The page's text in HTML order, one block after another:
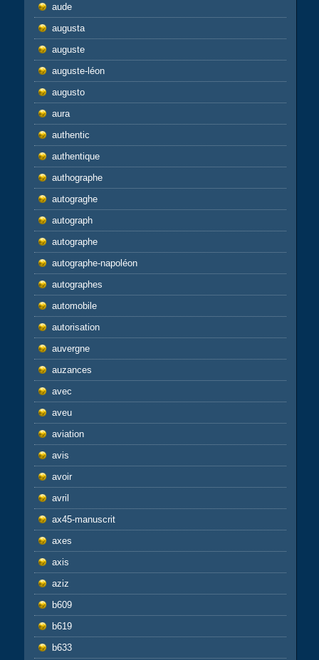
aude
augusta
auguste
auguste-léon
augusto
aura
authentic
authentique
authographe
autograghe
autograph
autographe
autographe-napoléon
autographes
automobile
autorisation
auvergne
auzances
avec
aveu
aviation
avis
avoir
avril
ax45-manuscrit
axes
axis
aziz
b609
b619
b633